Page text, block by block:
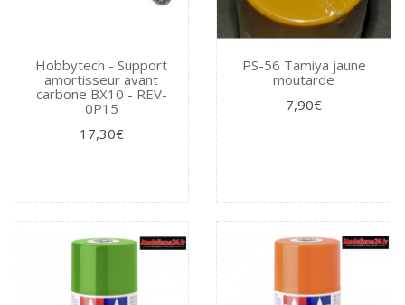
Hobbytech - Support
amortisseur avant
carbone BX10 - REV-
0P15
17,30€
PS-56 Tamiya jaune
moutarde
7,90€